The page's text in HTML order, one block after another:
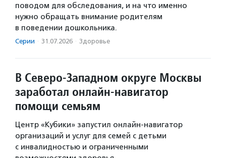
поводом для обследования, и на что именно
нужно обращать внимание родителям
в поведении дошкольника.
Серии · 31.07.2026 · Здоровье
В Северо-Западном округе Москвы
заработал онлайн-навигатор
помощи семьям
Центр «Кубики» запустил онлайн-навигатор
организаций и услуг для семей с детьми
с инвалидностью и ограниченными